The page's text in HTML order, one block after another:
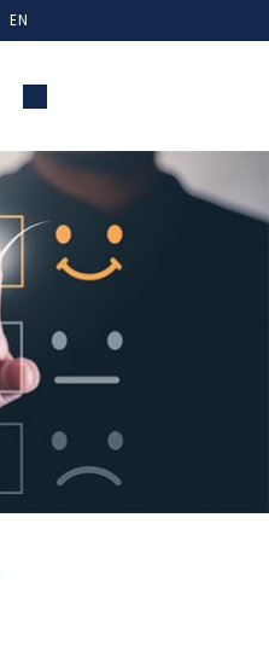
EN